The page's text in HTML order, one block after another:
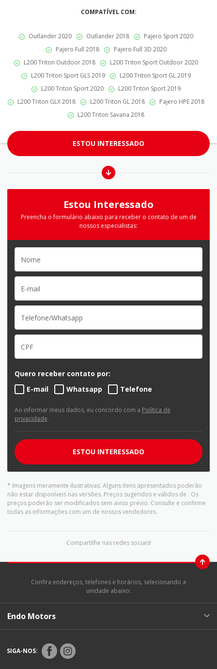
COMPATÍVEL COM:
Outlander 2020 Outlander 2018
Pajero Sport 2020
Pajero Full 2018
Pajero Full 3D 2020
L200 Triton Outdoor 2018
L200 Triton Sport Outdoor 2020
L200 Triton Sport GLS 2019
L200 Triton Sport GL 2019
L200 Triton Sport 2020
L200 Triton Sport 2019
L200 Triton GLX 2018
L200 Triton GL 2018
Pajero HPE 2018
L200 Triton Savana 2018
ESTOU INTERESSADO
Estou Interessado
Preencha o formulário abaixo para receber o contato de um de
nossos especialistas:
Quero receber contato por:
E-mail
Whatsapp Telefone
Ao informar meus dados, eu concordo com a Política de
privacidade.
ESTOU INTERESSADO
* Imagens meramente ilustrativas. Alguns itens apresentados poderão
não estar disponíveis nas versões. Preços sugeridos e válidos de . Os
preços poderão ser modificados sem aviso prévio. Consulte e confirme
todas as informações com um de nossos vendedores.
Compartilhe nas redes sociais!
Confira endereços, telefones e horários, selecionando a
unidade abaixo:
Endo Motors
SIGA-NOS: